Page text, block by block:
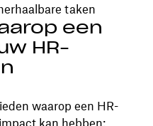
taken
een
HR-
waarop een HR-
kan hebben: